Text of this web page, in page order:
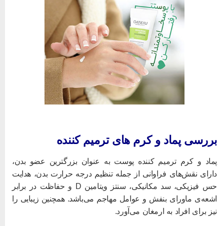
پماد و کرم های ترمیم کننده
و کرم ترمیم کننده پوست به عنوان بزرگترین عضو بدن،
نقش‌های فراوانی از جمله تنظیم درجه حرارت بدن، هدایت
حس فیزیکی، سد مکانیکی، سنتز ویتامین D و حفاظت در برابر
ماورای بنفش و عوامل مهاجم می‌باشد. همچنین زیبایی را
برای افراد به ارمغان می‌آورد.